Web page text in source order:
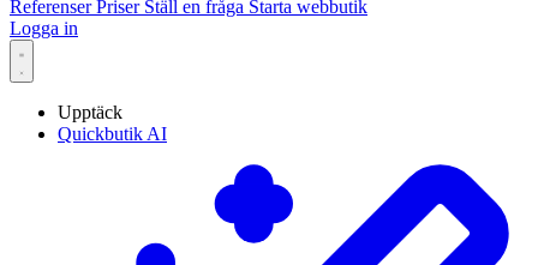
ReferenserPriser Ställ en fråga Starta webbutik
Logga in
Upptäck
Quickbutik AI